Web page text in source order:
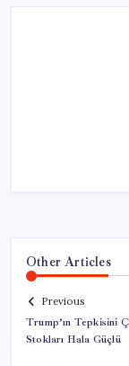
Other Articles
Previous
Trump’ın Tepkisini
Stokları Hala Güçlü